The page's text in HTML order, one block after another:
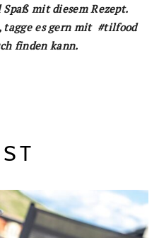
mit diesem Rezept.
tagge es gern mit #tilfood
finden kann.